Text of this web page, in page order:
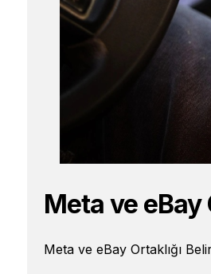
Meta ve eBay
Meta ve eBay Ortaklığı